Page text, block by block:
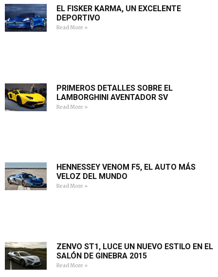
EL FISKER KARMA, UN EXCELENTE
DEPORTIVO
Read More »
PRIMEROS DETALLES SOBRE EL
LAMBORGHINI AVENTADOR SV
Read More »
HENNESSEY VENOM F5, EL AUTO MÁS
VELOZ DEL MUNDO
Read More »
ZENVO ST1, LUCE UN NUEVO ESTILO EN EL
SALÓN DE GINEBRA 2015
Read More »